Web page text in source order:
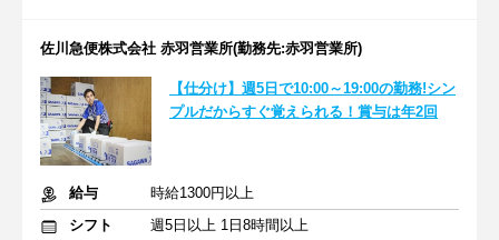
佐川急便株式会社 赤羽営業所(勤務先:赤羽営業所)
【仕分け】週5日で10:00～19:00の勤務!シン
プルだからすぐ覚えられる！賞与は年2回
給与
時給1300円以上
シフト
週5日以上 1日8時間以上